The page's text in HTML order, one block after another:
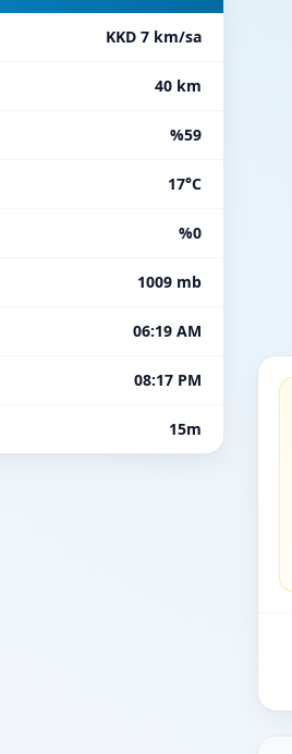
KKD 7 km/sa
40 km
%59
17°C
%0
1009 mb
06:19 AM
08:17 PM
15m